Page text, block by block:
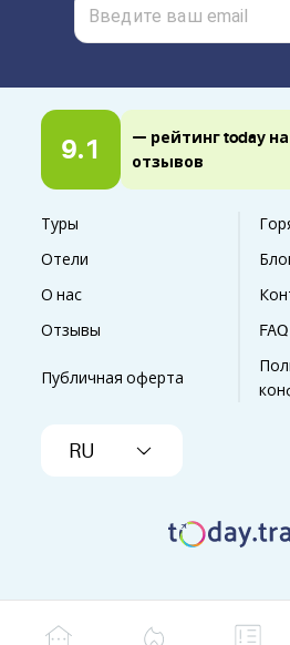
9.1
— рейтинг today
отзывов
Туры
Отели
О нас
Отзывы
FAQ
Публичная оферта
RU